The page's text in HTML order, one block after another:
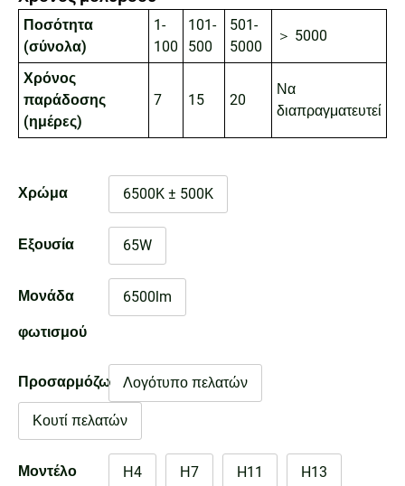
Ποσότητα
(σύνολα)
1-
100
101-
500
501-
5000
＞ 5000
Χρόνος
παράδοσης
(ημέρες)
7 15 20
Να
διαπραγματευτεί
Χρώμα 6500K ± 500K
Εξουσία 65W
Μονάδα
φωτισμού
6500lm
Προσαρμόζω Λογότυπο πελατών
Κουτί πελατών
Μοντέλο Η4 Η7 H11 H13